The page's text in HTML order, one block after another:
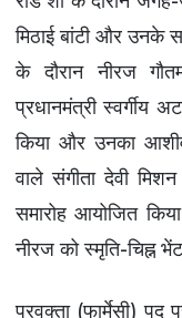
Contacts
इतिहास \ साहित्य
शिक्षा\रोजगार
संस्कृति\धर्म
मनोरंजन
मिठाई बांटी और उनके
के दौरान नीरज
प्रधानमंत्री स्वर्गीय
किया और उनका
वाले संगीता देवी
समारोह आयोजित
नीरज को स्मृति-चिह्न
प्रवक्ता (फार्मेसी) पद